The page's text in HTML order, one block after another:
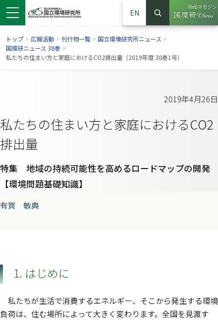
ドウで開きます）
ンドウで開きます）
ウインドウで開きます）
EN
サイト内検索
検索
Webマガジン
（別ウイ
トップ > 広報活動 > 刊行物一覧 > 国立環境研究所ニュース >
国環研ニュース 38巻 >
私たちの住まい方と家庭におけるCO2排出量（2019年度 38巻1号）
2019年4月26日
私たちの住まい方と家庭におけるCO2
排出量
特集 地域の持続可能性を高めるロードマップの開発
【環境問題基礎知識】
有賀 敏典
1. はじめに
私たちが生活で消費するエネルギー、そこから発生する環境
負荷は、住む場所によって大きく変わります。全国を見渡す